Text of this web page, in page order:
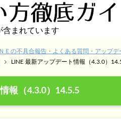
含まれています
Ｅの不具合報告・よくある質問・アップデ
LINE 最新アップデート情報（4.3.0）
報（4.3.0）14.5.5